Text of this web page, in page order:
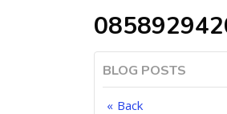
BLOG POSTS
Back